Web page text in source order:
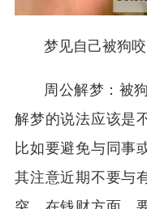
梦见自己被狗咬
周公解梦：被
解梦的说法应该是
比如要避免与同事
其注意近期不要与